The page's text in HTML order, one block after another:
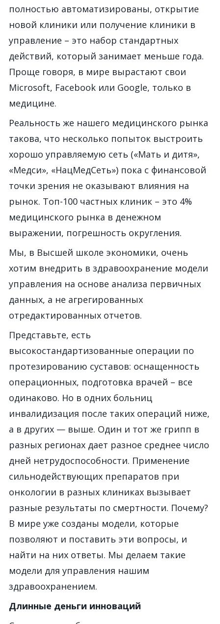
полностью автоматизированы, открытие
новой клиники или получение клиники в
управление – это набор стандартных
действий, который занимает меньше года.
Проще говоря, в мире вырастают свои
Microsoft, Facebook или Google, только в
медицине.
Реальность же нашего медицинского рынка
такова, что несколько попыток выстроить
хорошо управляемую сеть («Мать и дитя»,
«Медси», «НацМедСеть») пока с финансовой
точки зрения не оказывают влияния на
рынок. Топ-100 частных клиник – это 4%
медицинского рынка в денежном
выражении, погрешность округления.
Мы, в Высшей школе экономики, очень
хотим внедрить в здравоохранение модели
управления на основе анализа первичных
данных, а не агрегированных
отредактированных отчетов.
Представьте, есть
высокостандартизованные операции по
протезированию суставов: оснащенность
операционных, подготовка врачей – все
одинаково. Но в одних больниц
инвалидизация после таких операций ниже,
а в других — выше. Один и тот же грипп в
разных регионах дает разное среднее число
дней нетрудоспособности. Применение
сильнодействующих препаратов при
онкологии в разных клиниках вызывает
разные результаты по смертности. Почему?
В мире уже созданы модели, которые
позволяют и поставить эти вопросы, и
найти на них ответы. Мы делаем такие
модели для управления нашим
здравоохранением.
Длинные деньги инноваций